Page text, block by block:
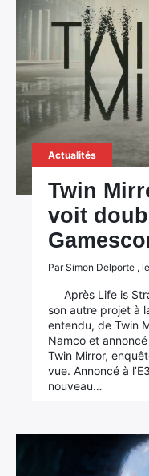
Actualités
Twin
voit
Par Simon Delporte ,
Après Life is
son autre projet à
entendu, de Twin
Namco et annoncé
Twin Mirror,
vue. Annoncé à
nouveau…